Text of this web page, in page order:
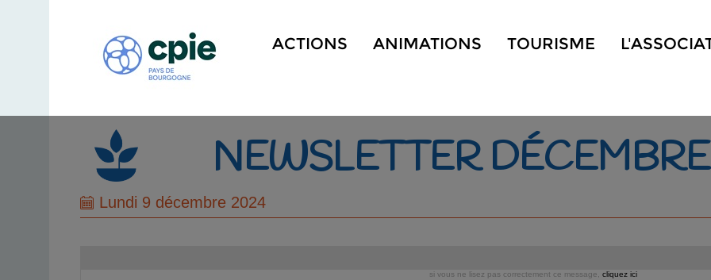
ACTIONS ANIMATIONS TOURISME
NEWSLETTER
Lundi 9 décembre 2024
si vous ne lisez pas correctement ce message, cliquez ici